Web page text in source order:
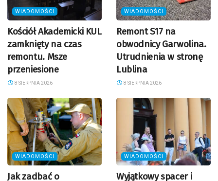
WIADOMOŚCI
Kościół Akademicki KUL
zamknięty na czas
remontu. Msze
przeniesione
8 SIERPNIA 2026
WIADOMOŚCI
Remont S17 na
obwodnicy Garwolina.
Utrudnienia w stronę
Lublina
8 SIERPNIA 2026
WIADOMOŚCI
Jak zadbać o
WIADOMOŚCI
Wyjątkowy spacer i